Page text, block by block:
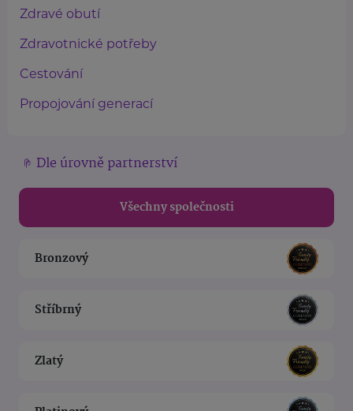
Zdravé obutí
Zdravotnické potřeby
Cestování
Propojování generací
Dle úrovně partnerství
Všechny společnosti
Bronzový
Stříbrný
Zlatý